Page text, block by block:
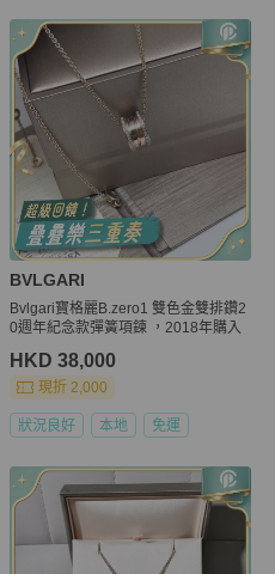
BVLGARI
Bvlgari寶格麗B.zero1 雙色金雙排鑽2
0週年紀念款彈簧項鍊 ，2018年購入
HKD 38,000
現折 2,000
狀況良好 本地 免運